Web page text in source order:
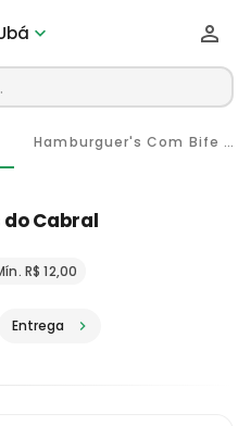
do Cabral
Ubá - MG ·
R$ 12,00
Entrega
Hamburguer's Com Bife 56g